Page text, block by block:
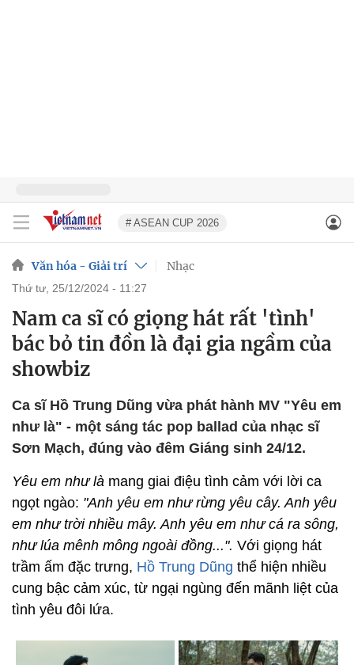
# ASEAN CUP 2026
Văn hóa - Giải trí Nhạc
thứ tư, 25/12/2024 - 11:27
Nam ca sĩ có giọng hát rất 'tình'
bác bỏ tin đồn là đại gia ngầm của
showbiz
Ca sĩ Hồ Trung Dũng vừa phát hành MV "Yêu em
như là" - một sáng tác pop ballad của nhạc sĩ
Sơn Mạch, đúng vào đêm Giáng sinh 24/12.
Yêu em như là mang giai điệu tình cảm với lời ca
ngọt ngào: "Anh yêu em như rừng yêu cây. Anh yêu
em như trời nhiều mây. Anh yêu em như cá ra sông,
như lúa mênh mông ngoài đồng...". Với giọng hát
trầm ấm đặc trưng, Hồ Trung Dũng thể hiện nhiều
cung bậc cảm xúc, từ ngại ngùng đến mãnh liệt của
tình yêu đôi lứa.